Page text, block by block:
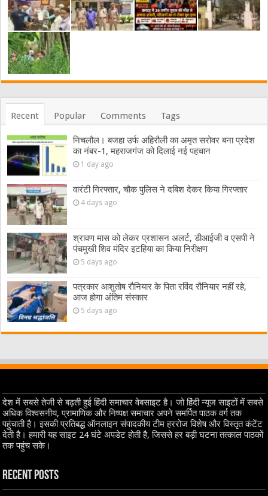
Recent Popular Comments Tags
निचलौल। बजहा उर्फ अहिरौली का अमृत सरोवर बना प्रदेश
का नंबर-1, महराजगंज को दिलाई नई पहचान
1 day ago
वारंटी गिरफ्तार, चौक पुलिस ने दबिश देकर किया गिरफ्तार
4 days ago
श्रावण मास को लेकर प्रशासन अलर्ट, डीआईजी व एसपी ने
पंचमुखी शिव मंदिर इटहिया का किया निरीक्षण
5 days ago
पत्रकार आशुतोष रौनियार के पिता रविंद रौनियार नहीं रहे,
आज होगा अंतिम संस्कार
5 days ago
देश में सबसे तेजी से बढ़ती हुई हिंदी समाचार वेबसाइट है। जो हिंदी न्यूज साइटों में सबसे
अधिक विश्वसनीय, प्रामाणिक और निष्पक्ष समाचार अपने समर्पित पाठक वर्ग तक
पहुंचाती है। इसकी प्रतिबद्ध ऑनलाइन संपादकीय टीम हररोज विशेष और विस्तृत कंटेंट
देती है। हमारी यह साइट 24 घंटे अपडेट होती है, जिससे हर बड़ी घटना तत्काल पाठकों
तक पहुंच सके।
Recent Posts